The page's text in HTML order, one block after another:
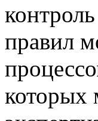
правил
которых